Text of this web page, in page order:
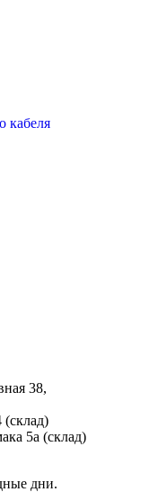
кабеля
38,
(склад)
5а (склад)
дни.